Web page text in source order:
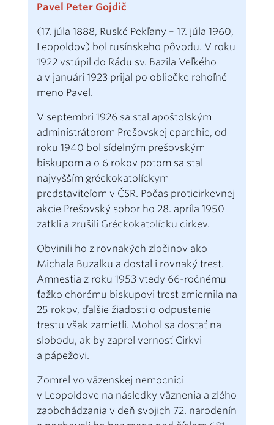
Pavel Peter Gojdič
(17. júla 1888, Ruské Pekľany – 17. júla 1960,
Leopoldov) bol rusínskeho pôvodu. V roku
1922 vstúpil do Rádu sv. Bazila Veľkého
a v januári 1923 prijal po obliečke rehoľné
meno Pavel.
V septembri 1926 sa stal apoštolským
administrátorom Prešovskej eparchie, od
roku 1940 bol sídelným prešovským
biskupom a o 6 rokov potom sa stal
najvyšším gréckokatolíckym
predstaviteľom v ČSR. Počas proticirkevnej
akcie Prešovský sobor ho 28. apríla 1950
zatkli a zrušili Gréckokatolícku cirkev.
Obvinili ho z rovnakých zločinov ako
Michala Buzalku a dostal i rovnaký trest.
Amnestia z roku 1953 vtedy 66-ročnému
ťažko chorému biskupovi trest zmiernila na
25 rokov, ďalšie žiadosti o odpustenie
trestu však zamietli. Mohol sa dostať na
slobodu, ak by zaprel vernosť Cirkvi
a pápežovi.
Zomrel vo väzenskej nemocnici
v Leopoldove na následky väznenia a zlého
zaobchádzania v deň svojich 72. narodenín